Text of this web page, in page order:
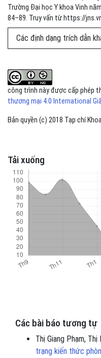
Trường Đại học Y khoa Vinh
84–89. Truy vấn từ https://
Các định dạng trích dẫn
Tải xuống
công trình này được cấp phép
thương mại 4.0 International
Bản quyền (c) 2018 Tạp chí
Các bài báo tương tự
Thị Giang Phạm, Thị
trạng kiến thức